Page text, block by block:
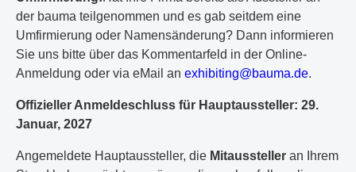
der bauma teilgenommen und es gab seitdem eine
Umfirmierung oder Namensänderung? Dann informieren
Sie uns bitte über das Kommentarfeld in der Online-
Anmeldung oder via eMail an exhibiting@bauma.de.
Offizieller Anmeldeschluss für Hauptaussteller: 29.
Januar, 2027
Angemeldete Hauptaussteller, die Mitaussteller an Ihrem